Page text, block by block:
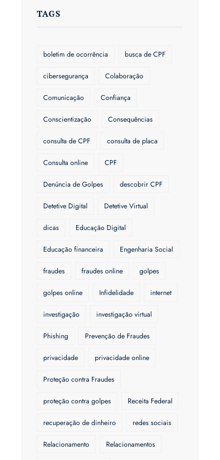
TAGS
boletim de ocorrência busca de CPF
cibersegurança Colaboração
Comunicação Confiança
Conscientização Consequências
consulta de CPF consulta de placa
Consulta online CPF
Denúncia de Golpes descobrir CPF
Detetive Digital Detetive Virtual
dicas Educação Digital
Educação financeira Engenharia Social
fraudes fraudes online golpes
golpes online Infidelidade internet
investigação investigação virtual
Phishing Prevenção de Fraudes
privacidade privacidade online
Proteção contra Fraudes
proteção contra golpes Receita Federal
recuperação de dinheiro redes sociais
Relacionamento Relacionamentos